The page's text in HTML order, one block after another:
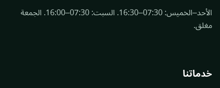
الأحد–الخميس: 07:30–16:30. السبت: 07:30–16:00. الجمعة
مغلق.
خدماتنا